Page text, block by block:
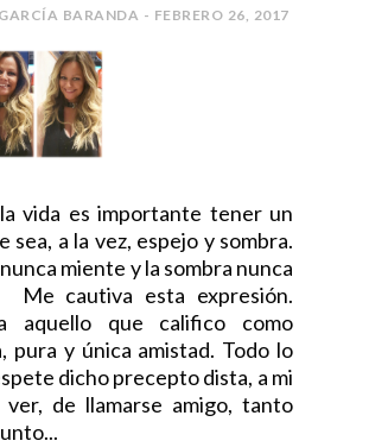
BARANDA - FEBRERO 26, 2017
es importante tener un
sea, a la vez, espejo y sombra.
miente y la sombra nunca
Me cautiva esta expresión.
aquello que califico como
pura y única amistad. Todo lo
dicho precepto dista, a mi
ver, de llamarse amigo, tanto